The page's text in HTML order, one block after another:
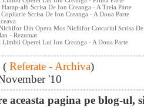
alb Scrisa De Ion Creanga - A Treia Parte
Scrisa De Ion Creanga - A Doua Parte
Din Opera Mos Nichifor Cotcariul Scrisa
- Rezumat
Limbii Operei Lui Ion Creanga - A Doua Parte
( Referate - Archiva)
'10
aceasta pagina pe blog-ul,